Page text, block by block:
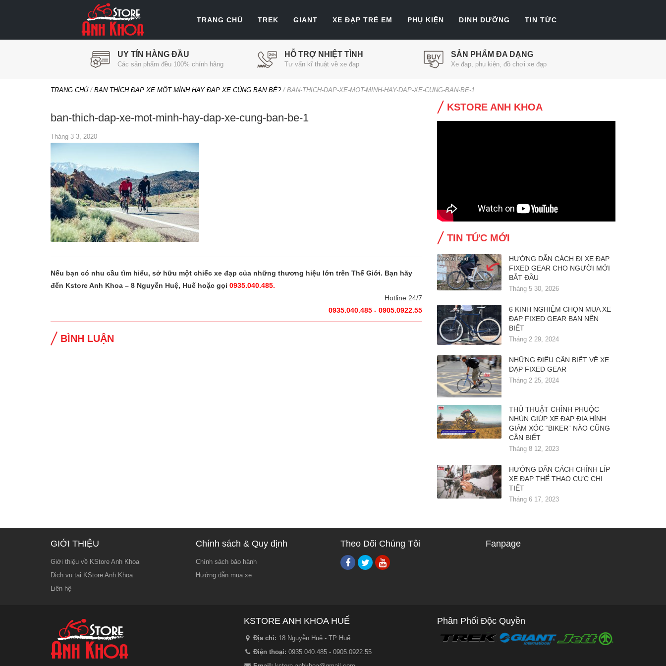
TRANG CHỦ TREK GIANT XE ĐẠP TRẺ EM PHỤ KIỆN DINH DƯỠNG TIN TỨC
UY TÍN HÀNG ĐẦU
Các sản phẩm đều 100% chính hãng
HỖ TRỢ NHIỆT TÌNH
Tư vấn kĩ thuật về xe đạp
SẢN PHẨM ĐA DẠNG
Xe đạp, phụ kiện, đồ chơi xe đạp
TRANG CHỦ/ BẠN THÍCH ĐẠP XE MỘT MÌNH HAY ĐẠP XE CÙNG BẠN BÈ?/ BAN-THICH-DAP-XE-MOT-MINH-HAY-DAP-XE-CUNG-BAN-BE-1
ban-thich-dap-xe-mot-minh-hay-dap-xe-cung-ban-be-1
Tháng 3 3, 2020
Nếu bạn có nhu cầu tìm hiểu, sở hữu một chiếc xe đạp của những thương hiệu lớn trên Thế Giới. Bạn hãy
đến Kstore Anh Khoa – 8 Nguyễn Huệ, Huế hoặc gọi 0935.040.485.
Hotline 24/7
0935.040.485 - 0905.0922.55
BÌNH LUẬN
KSTORE ANH KHOA
TIN TỨC MỚI
HƯỚNG DẪN CÁCH ĐI XE ĐẠP
FIXED GEAR CHO NGƯỜI MỚI
BẮT ĐẦU
Tháng 5 30, 2026
6 KINH NGHIỆM CHỌN MUA XE
ĐẠP FIXED GEAR BẠN NÊN
BIẾT
Tháng 2 29, 2024
NHỮNG ĐIỀU CẦN BIẾT VỀ XE
ĐẠP FIXED GEAR
Tháng 2 25, 2024
THỦ THUẬT CHỈNH PHUỘC
NHÚN GIÚP XE ĐẠP ĐỊA HÌNH
GIẢM XÓC “BIKER” NÀO CŨNG
CẦN BIẾT
Tháng 8 12, 2023
HƯỚNG DẪN CÁCH CHỈNH LÍP
XE ĐẠP THỂ THAO CỰC CHI
TIẾT
Tháng 6 17, 2023
GIỚI THIỆU
Giới thiệu về KStore Anh Khoa
Dịch vụ tại KStore Anh Khoa
Liên hệ
Chính sách & Quy định
Chính sách bảo hành
Hướng dẫn mua xe
Theo Dõi Chúng Tôi Fanpage
KSTORE ANH KHOA HUẾ
Địa chỉ: 18 Nguyễn Huệ - TP Huế
Điện thoại: 0935.040.485 - 0905.0922.55
Phân Phối Độc Quyền